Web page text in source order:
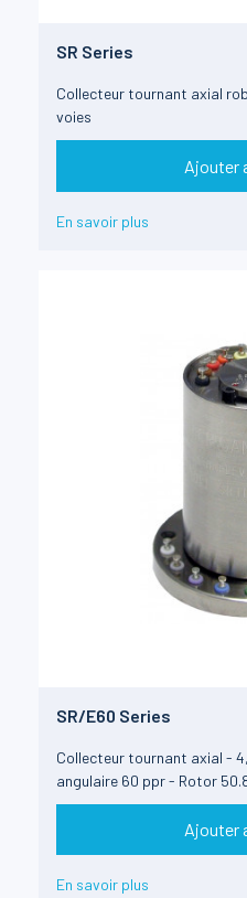
SR Series
Collecteur tournant axial
voies
Ajouter
En savoir plus
SR/E60 Series
Collecteur tournant axial -
angulaire 60 ppr - Rotor
Ajouter
En savoir plus